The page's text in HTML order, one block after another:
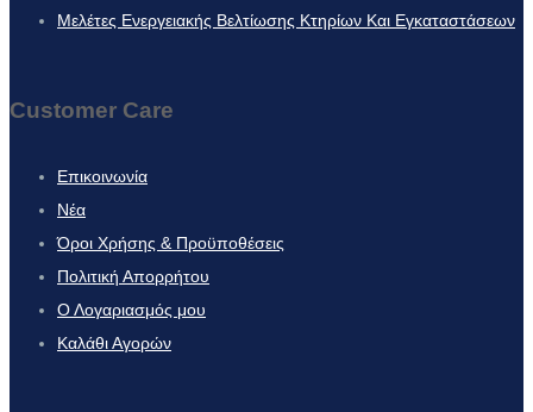
Μελέτες Ενεργειακής Βελτίωσης Κτηρίων Και Εγκαταστάσεων
Customer Care
Επικοινωνία
Νέα
Όροι Χρήσης & Προϋποθέσεις
Πολιτική Απορρήτου
Ο Λογαριασμός μου
Καλάθι Αγορών